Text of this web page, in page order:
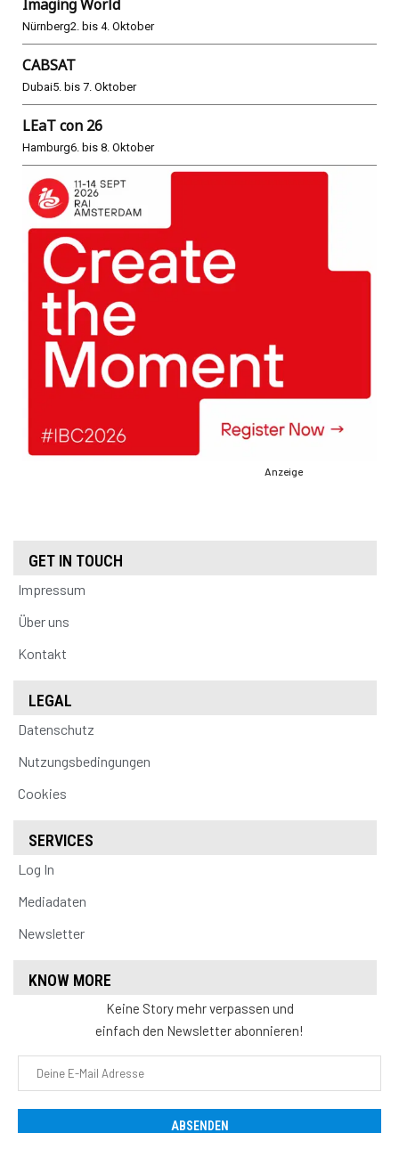
Imaging World
Nürnberg2. bis 4. Oktober
CABSAT
Dubai5. bis 7. Oktober
LEaT con 26
Hamburg6. bis 8. Oktober
Anzeige
GET IN TOUCH
Impressum
Über uns
Kontakt
LEGAL
Datenschutz
Nutzungsbedingungen
Cookies
SERVICES
Log In
Mediadaten
Newsletter
KNOW MORE
Keine Story mehr verpassen und
einfach den Newsletter abonnieren!